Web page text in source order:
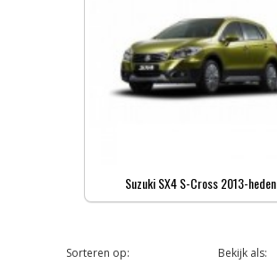
Suzuki SX4 S-Cross 2013-heden
Sorteren op: Bekijk als: